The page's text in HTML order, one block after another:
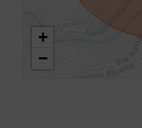
+
−